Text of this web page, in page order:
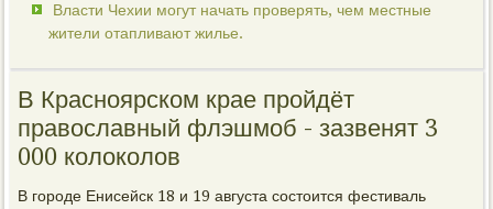
Власти Чехии могут начать проверять, чем местные
жители отапливают жилье.
В Красноярском крае пройдёт
православный флэшмоб - зазвенят 3
000 колоколов
В городе Енисейск 18 и 19 августа состоится фестиваль